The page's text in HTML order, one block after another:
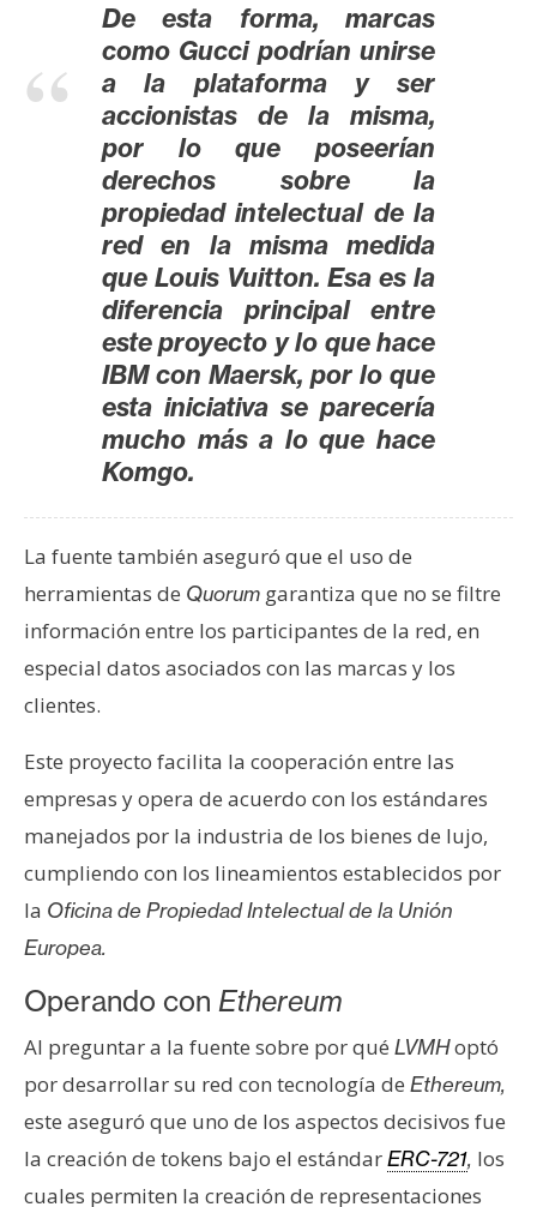
De esta forma, marcas
como Gucci podrían unirse
a la plataforma y ser
accionistas de la misma,
por lo que poseerían
derechos sobre la
propiedad intelectual de la
red en la misma medida
que Louis Vuitton. Esa es la
diferencia principal entre
este proyecto y lo que hace
IBM con Maersk, por lo que
esta iniciativa se parecería
mucho más a lo que hace
Komgo.
La fuente también aseguró que el uso de
herramientas de Quorum garantiza que no se filtre
información entre los participantes de la red, en
especial datos asociados con las marcas y los
clientes.
Este proyecto facilita la cooperación entre las
empresas y opera de acuerdo con los estándares
manejados por la industria de los bienes de lujo,
cumpliendo con los lineamientos establecidos por
la Oficina de Propiedad Intelectual de la Unión
Europea.
Operando con Ethereum
Al preguntar a la fuente sobre por qué LVMHoptó
por desarrollar su red con tecnología de Ethereum,
este aseguró que uno de los aspectos decisivos fue
la creación de tokens bajo el estándarERC-721, los
cuales permiten la creación de representaciones